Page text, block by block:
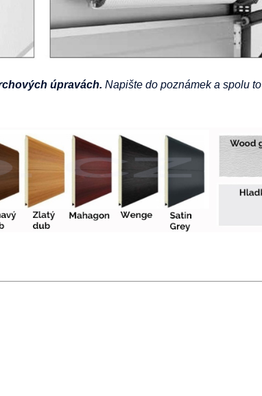
úpravách. Napište do poznámek a spolu to